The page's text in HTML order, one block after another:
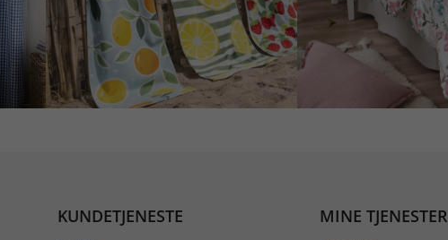
KUNDETJENESTE MINE TJENESTER